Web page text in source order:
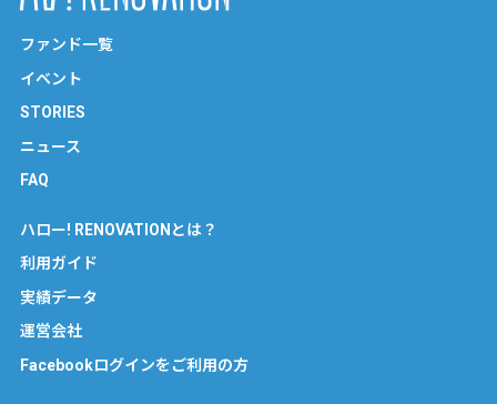
ファンド一覧
イベント
STORIES
ニュース
FAQ
ハロー! RENOVATIONとは？
利用ガイド
実績データ
運営会社
Facebookログインをご利用の方